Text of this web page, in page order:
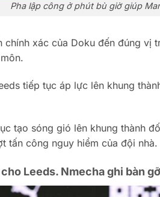
Pha lập công ở phút bù giờ giúp
chính xác của Doku đến đúng vị
tiếp tục áp lực lên khung
tạo sóng gió lên khung thành
tấn công nguy hiểm của đội nhà.
Leeds. Nmecha ghi bàn